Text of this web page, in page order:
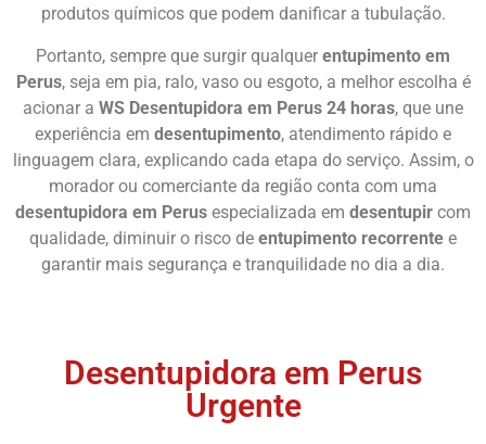
produtos químicos que podem danificar a tubulação.
Portanto, sempre que surgir qualquer entupimento em
Perus, seja em pia, ralo, vaso ou esgoto, a melhor escolha é
acionar a WS Desentupidora em Perus 24 horas, que une
experiência em desentupimento, atendimento rápido e
linguagem clara, explicando cada etapa do serviço. Assim, o
morador ou comerciante da região conta com uma
desentupidora em Perus especializada em desentupir com
qualidade, diminuir o risco de entupimento recorrente e
garantir mais segurança e tranquilidade no dia a dia.
Desentupidora em Perus
Urgente